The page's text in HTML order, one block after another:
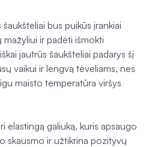
bus puikūs įrankiai
mažyliui ir padėti išmokti
jautrūs šaukšteliai padarys šį
vaikui ir lengvą tėveliams, nes
maisto temperatūra viršys
elastingą galiuką, kuris apsaugo
skausmo ir užtikrina pozityvų